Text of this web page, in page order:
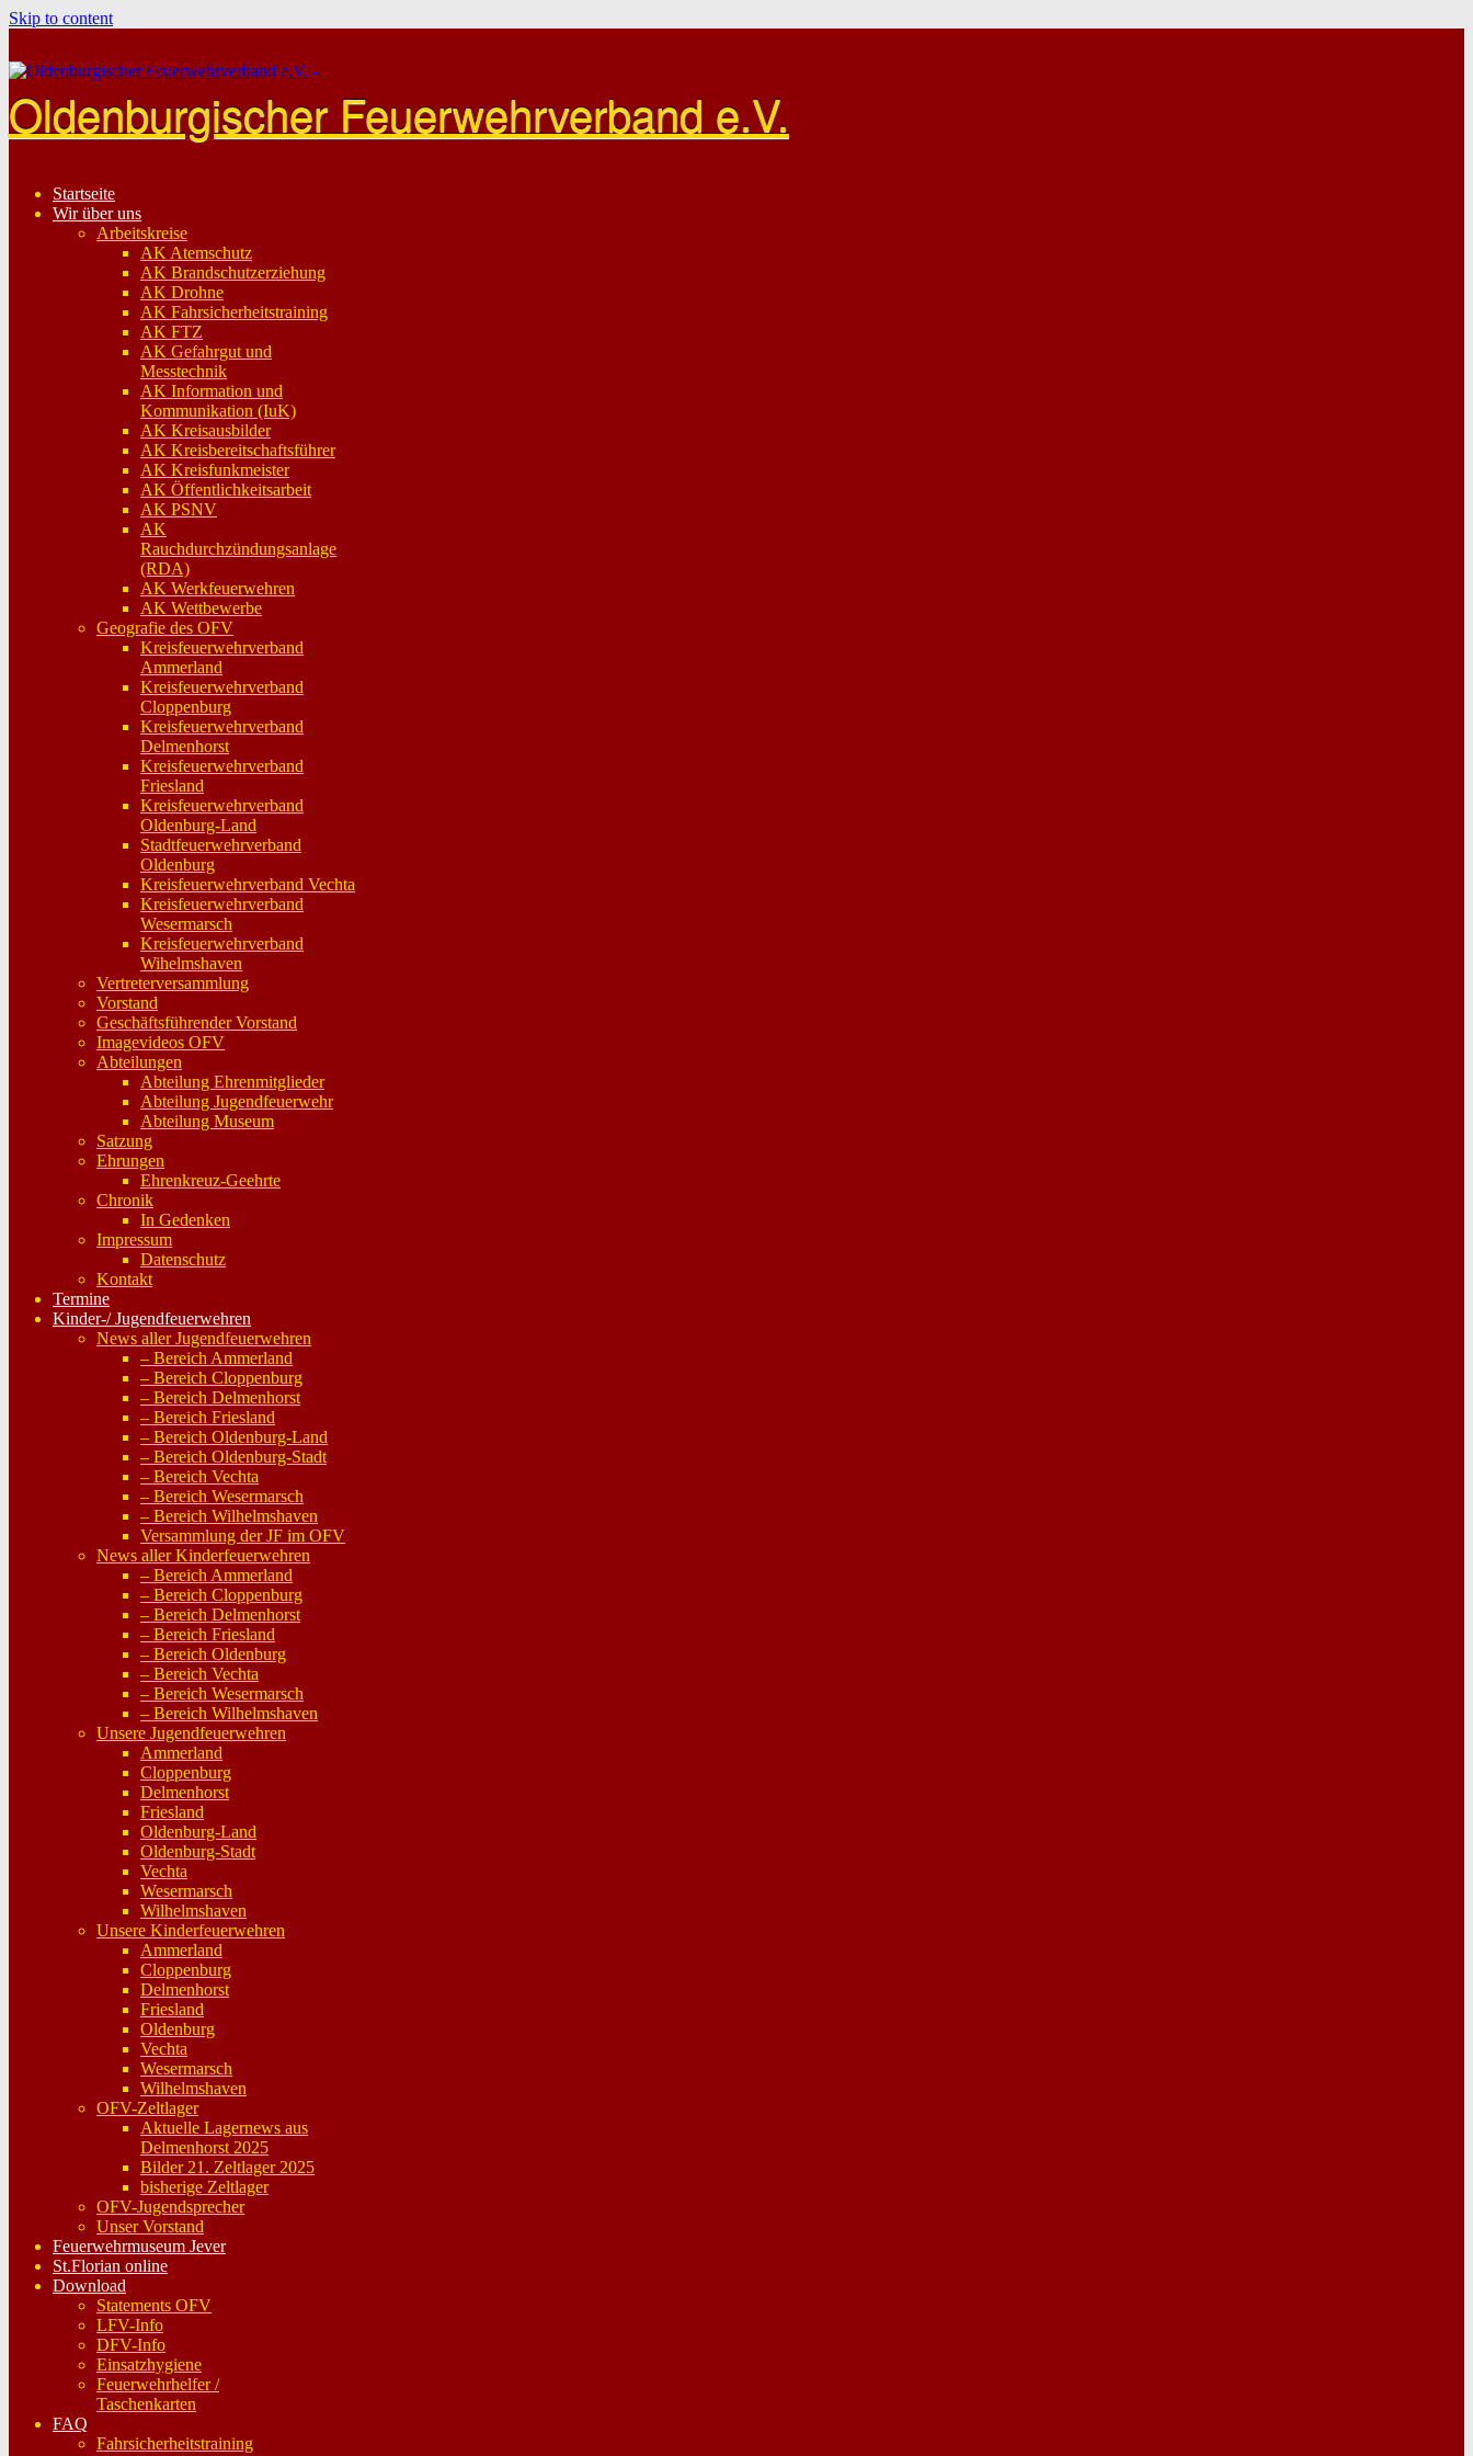
Skip to content
Oldenburgischer Feuerwehrverband e.V.
Startseite
Wir über uns
Arbeitskreise
AK Atemschutz
AK Brandschutzerziehung
AK Drohne
AK Fahrsicherheitstraining
AK FTZ
AK Gefahrgut und
Messtechnik
AK Information und
Kommunikation (IuK)
AK Kreisausbilder
AK Kreisbereitschaftsführer
AK Kreisfunkmeister
AK Öffentlichkeitsarbeit
AK PSNV
AK
Rauchdurchzündungsanlage
(RDA)
AK Werkfeuerwehren
AK Wettbewerbe
Geografie des OFV
Kreisfeuerwehrverband
Ammerland
Kreisfeuerwehrverband
Cloppenburg
Kreisfeuerwehrverband
Delmenhorst
Kreisfeuerwehrverband
Friesland
Kreisfeuerwehrverband
Oldenburg-Land
Stadtfeuerwehrverband
Oldenburg
Kreisfeuerwehrverband Vechta
Kreisfeuerwehrverband
Wesermarsch
Kreisfeuerwehrverband
Wihelmshaven
Vertreterversammlung
Vorstand
Geschäftsführender Vorstand
Imagevideos OFV
Abteilungen
Abteilung Ehrenmitglieder
Abteilung Jugendfeuerwehr
Abteilung Museum
Satzung
Ehrungen
Ehrenkreuz-Geehrte
Chronik
In Gedenken
Impressum
Datenschutz
Kontakt
Termine
Kinder-/ Jugendfeuerwehren
News aller Jugendfeuerwehren
– Bereich Ammerland
– Bereich Cloppenburg
– Bereich Delmenhorst
– Bereich Friesland
– Bereich Oldenburg-Land
– Bereich Oldenburg-Stadt
– Bereich Vechta
– Bereich Wesermarsch
– Bereich Wilhelmshaven
Versammlung der JF im OFV
News aller Kinderfeuerwehren
– Bereich Ammerland
– Bereich Cloppenburg
– Bereich Delmenhorst
– Bereich Friesland
– Bereich Oldenburg
– Bereich Vechta
– Bereich Wesermarsch
– Bereich Wilhelmshaven
Unsere Jugendfeuerwehren
Ammerland
Cloppenburg
Delmenhorst
Friesland
Oldenburg-Land
Oldenburg-Stadt
Vechta
Wesermarsch
Wilhelmshaven
Unsere Kinderfeuerwehren
Ammerland
Cloppenburg
Delmenhorst
Friesland
Oldenburg
Vechta
Wesermarsch
Wilhelmshaven
OFV-Zeltlager
Aktuelle Lagernews aus
Delmenhorst 2025
Bilder 21. Zeltlager 2025
bisherige Zeltlager
OFV-Jugendsprecher
Unser Vorstand
Feuerwehrmuseum Jever
St.Florian online
Download
Statements OFV
LFV-Info
DFV-Info
Einsatzhygiene
Feuerwehrhelfer /
Taschenkarten
FAQ
Fahrsicherheitstraining